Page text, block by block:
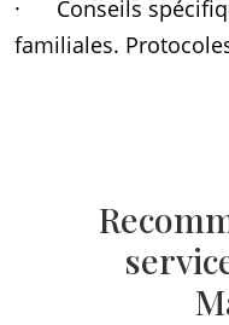
· Conseils
familiales.